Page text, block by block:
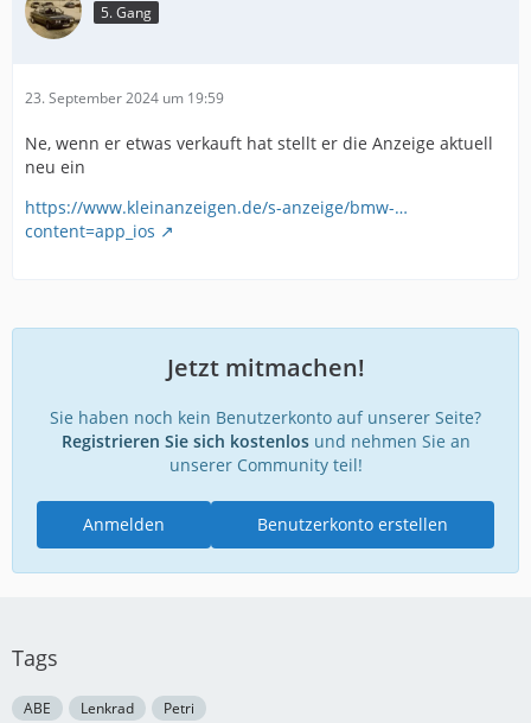
5. Gang
23. September 2024 um 19:59
Ne, wenn er etwas verkauft hat stellt er die Anzeige aktuell
neu ein
https://www.kleinanzeigen.de/s-anzeige/bmw-…
content=app_ios
Jetzt mitmachen!
Sie haben noch kein Benutzerkonto auf unserer Seite?
Registrieren Sie sich kostenlosund nehmen Sie an
unserer Community teil!
Benutzerkonto erstellen
Anmelden
Tags
ABE Lenkrad Petri